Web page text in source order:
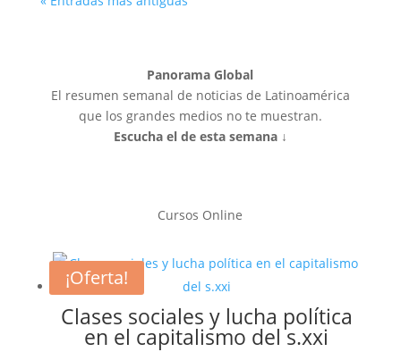
Panorama Global
El resumen semanal de noticias de Latinoamérica
que los grandes medios no te muestran.
Escucha el de esta semana ↓
Cursos Online
Clases sociales y lucha política
en el capitalismo del s.xxi
¡Oferta!